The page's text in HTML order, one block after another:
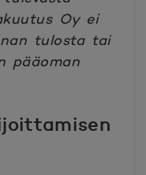
Oy ei
tulosta tai
pääoman